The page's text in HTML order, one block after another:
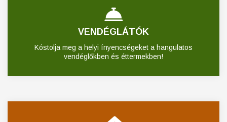
VENDÉGLÁTÓK
Kóstolja meg a helyi ínyencségeket a hangulatos
vendéglőkben és éttermekben!